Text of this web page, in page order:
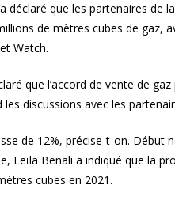
déclaré que les partenaires de
de mètres cubes de gaz,
Watch.
que l’accord de vente de
discussions avec les
de 12%, précise-t-on. Début
Leïla Benali a indiqué que la
cubes en 2021.